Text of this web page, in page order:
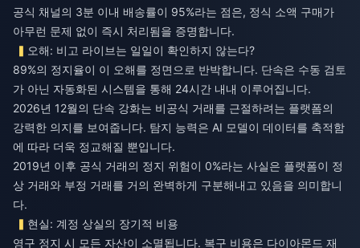
공식 채널의 3분 이내 배송률이 95%라는 점은, 정식 소액 구매가
아무런 문제 없이 즉시 처리됨을 증명합니다.
오해: 비고 라이브는 일일이 확인하지 않는다?
89%의 정지율이 이 오해를 정면으로 반박합니다. 단속은 수동 검토
가 아닌 자동화된 시스템을 통해 24시간 내내 이루어집니다.
2026년 12월의 단속 강화는 비공식 거래를 근절하려는 플랫폼의
강력한 의지를 보여줍니다. 탐지 능력은 AI 모델이 데이터를 축적함
에 따라 더욱 정교해질 뿐입니다.
2019년 이후 공식 거래의 정지 위험이 0%라는 사실은 플랫폼이 정
상 거래와 부정 거래를 거의 완벽하게 구분해내고 있음을 의미합니
다.
현실: 계정 상실의 장기적 비용
영구 정지 시 모든 자산이 소멸됩니다. 복구 비용은 다이아몬드 재